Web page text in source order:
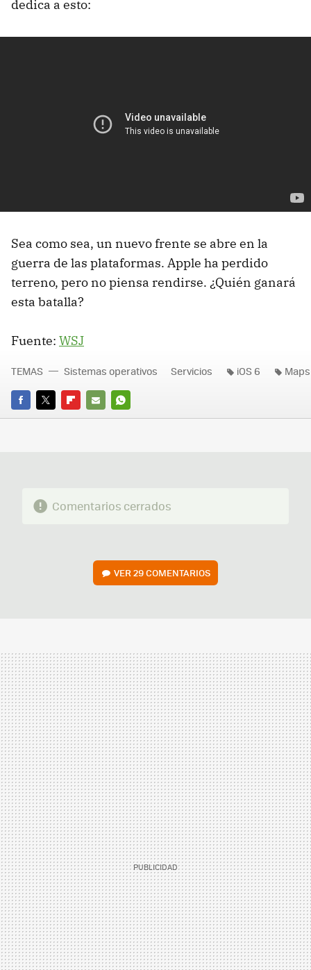
dedica a esto:
Sea como sea, un nuevo frente se abre en la
guerra de las plataformas. Apple ha perdido
terreno, pero no piensa rendirse. ¿Quién ganará
esta batalla?
Fuente: WSJ
FACEBOOK
TWITTERFLIPBOARD
E-
WHATSAPP
TEMAS Sistemas operativos Servicios iOS 6 Maps
Comentarios cerrados
VER29 COMENTARIOS